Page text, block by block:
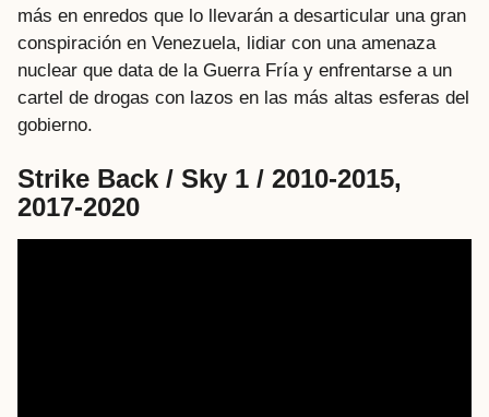
más en enredos que lo llevarán a desarticular una gran
conspiración en Venezuela, lidiar con una amenaza
nuclear que data de la Guerra Fría y enfrentarse a un
cartel de drogas con lazos en las más altas esferas del
gobierno.
Strike Back / Sky 1 / 2010-2015,
2017-2020